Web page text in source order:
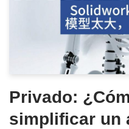
Privado:
simplificar un